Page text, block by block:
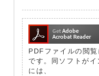
PDFファイルの閲
です。同ソフトが
には、